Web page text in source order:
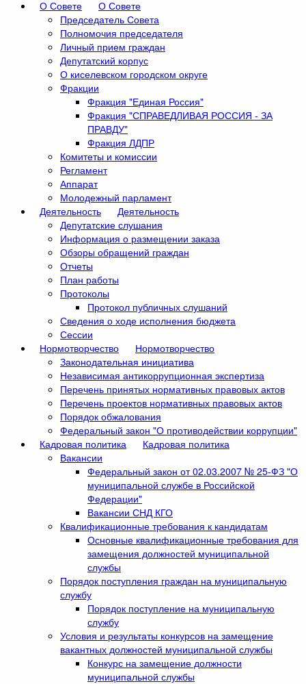
О Совете
О Совете
Председатель Совета
Полномочия председателя
Личный прием граждан
Депутатский корпус
О киселевском городском округе
Фракции
Фракция "Единая Россия"
Фракция "СПРАВЕДЛИВАЯ РОССИЯ - ЗА
ПРАВДУ"
Фракция ЛДПР
Комитеты и комиссии
Регламент
Аппарат
Молодежный парламент
Деятельность Деятельность
Депутатские слушания
Информация о размещении заказа
Обзоры обращений граждан
Отчеты
План работы
Протоколы
Протокол публичных слушаний
Сведения о ходе исполнения бюджета
Сессии
Нормотворчество Нормотворчество
Законодательная инициатива
Независимая антикоррупционная экспертиза
Перечень принятых нормативных правовых актов
Перечень проектов нормативных правовых актов
Порядок обжалования
Федеральный закон "О противодействии коррупции"
Кадровая политика Кадровая политика
Вакансии
Федеральный закон от 02.03.2007 № 25-ФЗ "О
муниципальной службе в Российской
Федерации"
Вакансии СНД КГО
Квалификационные требования к кандидатам
Основные квалификационные требования для
замещения должностей муниципальной
службы
Порядок поступления граждан на муниципальную
службу
Порядок поступление на муниципальную
службу
Условия и результаты конкурсов на замещение
вакантных должностей муниципальной службы
Конкурс на замещение должности
муниципальной службы